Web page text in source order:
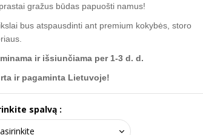
gražus būdas papuošti namus!
bus atspausdinti ant premium kokybės, storo
ir išsiunčiama per 1-3 d. d.
ir pagaminta Lietuvoje!
spalvą :